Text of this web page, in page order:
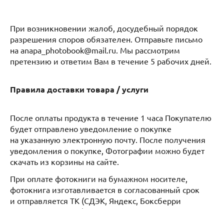
При возникновении жалоб, досудебный порядок
разрешения споров обязателен. Отправьте письмо
на anapa_photobook@mail.ru. Мы рассмотрим
претензию и ответим Вам в течение 5 рабочих дней.
Правила доставки товара / услуги
После оплаты продукта в течение 1 часа Покупателю
будет отправлено уведомление о покупке
на указанную электронную почту. После получения
уведомления о покупке, Фотографии можно будет
скачать из корзины на сайте.
При оплате фотокниги на бумажном носителе,
фотокнига изготавливается в согласованный срок
и отправляется ТК (СДЭК, Яндекс, Боксберри